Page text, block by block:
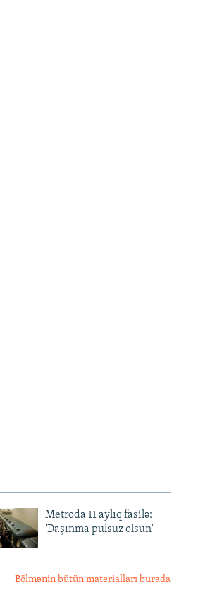
Metroda 11 aylıq fasilə:
'Daşınma pulsuz olsun'
Bölmənin bütün materialları burada